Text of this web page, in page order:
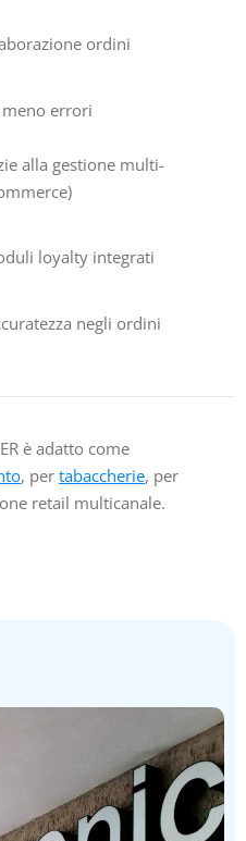
ordini
meno errori
alla gestione multi-
loyalty integrati
negli ordini
è adatto come
, per tabaccherie, per
retail multicanale.